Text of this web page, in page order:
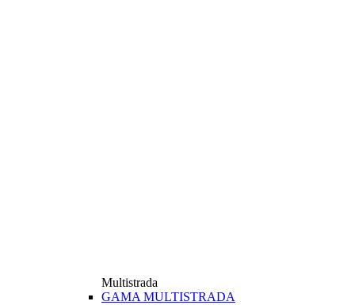
Multistrada
GAMA MULTISTRADA